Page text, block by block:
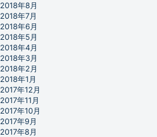
2018年8月
2018年7月
2018年6月
2018年5月
2018年4月
2018年3月
2018年2月
2018年1月
2017年12月
2017年11月
2017年10月
2017年9月
2017年8月